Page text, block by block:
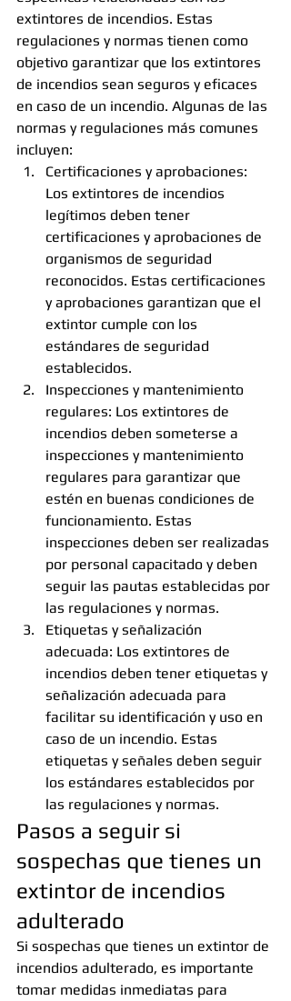
extintores de incendios. Estas
regulaciones y normas tienen como
objetivo garantizar que los extintores
de incendios sean seguros y eficaces
en caso de un incendio. Algunas de las
normas y regulaciones más comunes
incluyen:
Certificaciones y aprobaciones:
Los extintores de incendios
legítimos deben tener
certificaciones y aprobaciones de
organismos de seguridad
reconocidos. Estas certificaciones
y aprobaciones garantizan que el
extintor cumple con los
estándares de seguridad
establecidos.
Inspecciones y mantenimiento
regulares: Los extintores de
incendios deben someterse a
inspecciones y mantenimiento
regulares para garantizar que
estén en buenas condiciones de
funcionamiento. Estas
inspecciones deben ser realizadas
por personal capacitado y deben
seguir las pautas establecidas por
las regulaciones y normas.
Etiquetas y señalización
adecuada: Los extintores de
incendios deben tener etiquetas y
señalización adecuada para
facilitar su identificación y uso en
caso de un incendio. Estas
etiquetas y señales deben seguir
los estándares establecidos por
las regulaciones y normas.
Pasos a seguir si
sospechas que tienes un
extintor de incendios
adulterado
Si sospechas que tienes un extintor de
incendios adulterado, es importante
tomar medidas inmediatas para